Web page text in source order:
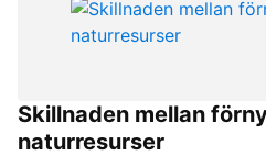
Skillnaden mellan
naturresurser